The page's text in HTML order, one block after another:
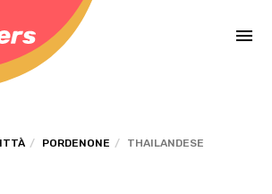
PORDENONE THAILANDESE